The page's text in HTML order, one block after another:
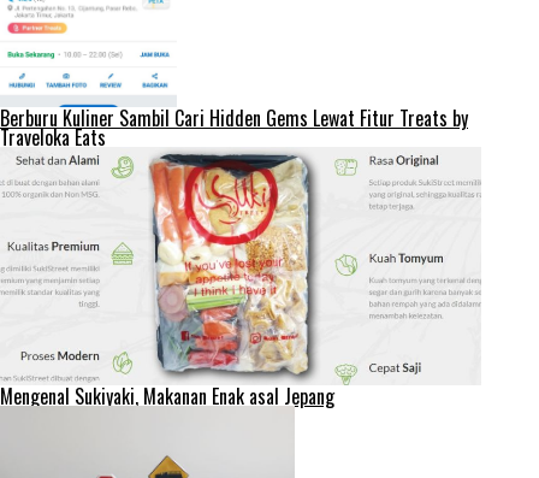
Berburu Kuliner Sambil Cari Hidden Gems Lewat Fitur Treats by
Traveloka Eats
Mengenal Sukiyaki, Makanan Enak asal Jepang